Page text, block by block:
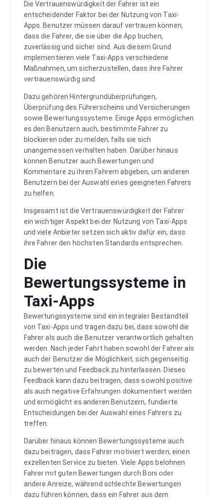
Die Vertrauenswürdigkeit der Fahrer ist ein
entscheidender Faktor bei der Nutzung von Taxi-
Apps. Benutzer müssen darauf vertrauen können,
dass die Fahrer, die sie über die App buchen,
zuverlässig und sicher sind. Aus diesem Grund
implementieren viele Taxi-Apps verschiedene
Maßnahmen, um sicherzustellen, dass ihre Fahrer
vertrauenswürdig sind.
Dazu gehören Hintergrundüberprüfungen,
Überprüfung des Führerscheins und Versicherungen
sowie Bewertungssysteme. Einige Apps ermöglichen
es den Benutzern auch, bestimmte Fahrer zu
blockieren oder zu melden, falls sie sich
unangemessen verhalten haben. Darüber hinaus
können Benutzer auch Bewertungen und
Kommentare zu ihren Fahrern abgeben, um anderen
Benutzern bei der Auswahl eines geeigneten Fahrers
zu helfen.
Insgesamt ist die Vertrauenswürdigkeit der Fahrer
ein wichtiger Aspekt bei der Nutzung von Taxi-Apps
und viele Anbieter setzen sich aktiv dafür ein, dass
ihre Fahrer den höchsten Standards entsprechen.
Die
Bewertungssysteme in
Taxi-Apps
Bewertungssysteme sind ein integraler Bestandteil
von Taxi-Apps und tragen dazu bei, dass sowohl die
Fahrer als auch die Benutzer verantwortlich gehalten
werden. Nach jeder Fahrt haben sowohl der Fahrer als
auch der Benutzer die Möglichkeit, sich gegenseitig
zu bewerten und Feedback zu hinterlassen. Dieses
Feedback kann dazu beitragen, dass sowohl positive
als auch negative Erfahrungen dokumentiert werden
und ermöglicht es anderen Benutzern, fundierte
Entscheidungen bei der Auswahl eines Fahrers zu
treffen.
Darüber hinaus können Bewertungssysteme auch
dazu beitragen, dass Fahrer motiviert werden, einen
exzellenten Service zu bieten. Viele Apps belohnen
Fahrer mit guten Bewertungen durch Boni oder
andere Anreize, während schlechte Bewertungen
dazu führen können, dass ein Fahrer aus dem